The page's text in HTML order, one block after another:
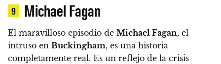
9 Michael Fagan
El maravilloso episodio de Michael Fagan, el
intruso en Buckingham, es una historia
completamente real. Es un reflejo de la crisis